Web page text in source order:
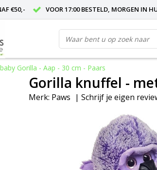
€50,- VOOR 17:00 BESTELD, MORGEN IN
Gorilla - Aap - 30 cm - Paars
Gorilla knuffel -
Merk: Paws | Schrijf je eigen